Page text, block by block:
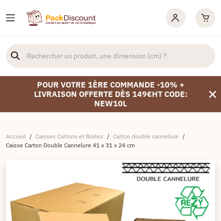
POUR VOTRE 1ÈRE COMMANDE -10% +
LIVRAISON OFFERTE DÈS 149€HT CODE:
NEW10L
Accueil / Caisses Cartons et Boites / Carton double cannelure /
Caisse Carton Double Cannelure 41 x 31 x 24 cm